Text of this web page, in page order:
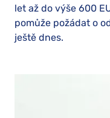
let až do výše 600
pomůže požádat o
ještě dnes.